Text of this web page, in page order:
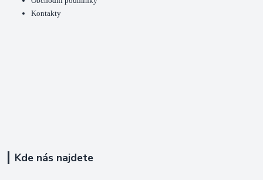
Kontakty
Kde nás najdete